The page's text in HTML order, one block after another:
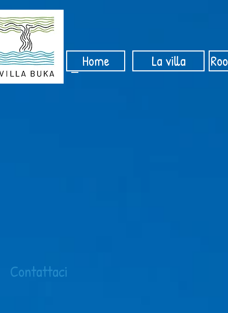
Home La villa
Contattaci